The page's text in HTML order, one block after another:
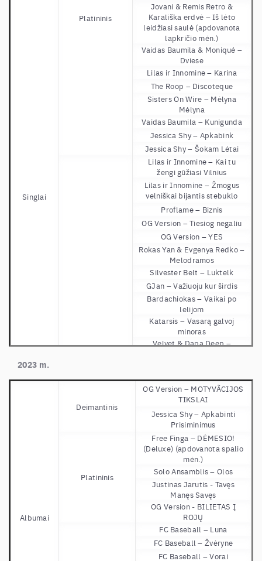
Singlai
Platininis
Jovani & Remis Retro &
Karališka erdvė –Iš lėto
leidžiasi saulė (apdovanota
lapkričio mėn.)
Vaidas Baumila & Moniqué –
Dviese
Lilas ir Innomine – Karina
The Roop – Discoteque
Sisters On Wire – Mėlyna
Mėlyna
Vaidas Baumila – Kunigunda
Jessica Shy – Apkabink
Jessica Shy – Šokam Lėtai
Lilas ir Innomine – Kai tu
žengi gūžiasi Vilnius
Lilas ir Innomine – Žmogus
velniškai bijantis stebuklo
Proflame – Biznis
OG Version –Tiesiog negaliu
OG Version – YES
Rokas Yan & Evgenya Redko –
Melodramos
Silvester Belt – Luktelk
GJan –Važiuoju kur širdis
Bardachiokas – Vaikai po
lelijom
Katarsis – Vasarą galvoj
minoras
Velvet & Dapa Deep –
Saulės Kliošas –Paskambink
man
Sisters on Wire –
Taip jau
gavosi
On Fire
Rokas Yan & Jessica Shy –
Stadionai
Jessica Shy – Rožė
Jessica Shy – Nieko nieko
Jessica Shy – Dėl Tavęs
YVA & Remis Retro –Panelė
verta milijono (apdovanota
balandžio mėn.)
Jovani & Karališka erdvė &
Remis Retro – Iš Lėto
2023 m.
Albumai
Deimantinis
OG Version – MOTYVÃCIJOS
TIKSLAI
Jessica Shy – Apkabinti
Prisiminimus
Platininis
Free Finga – DĖMESIO!
(Deluxe) (apdovanota spalio
mėn.)
Solo Ansamblis – Olos
Justinas Jarutis - Tavęs
Manęs Savęs
OG Version - BILIETAS Į
ROJŲ
FC Baseball – Luna
FC Baseball – Žvėryne
FC Baseball – Vorai